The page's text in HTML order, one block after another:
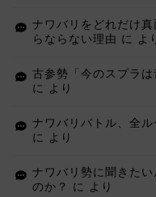
ナワバリをどれだけ
らならない理由 に よ
古参勢「今のスプラ
に
より
ナワバリバトル、全
に
より
ナワバリ勢に聞きた
のか？
に より